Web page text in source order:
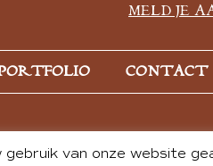
MELD JE
CONTACT
gebruik van onze website